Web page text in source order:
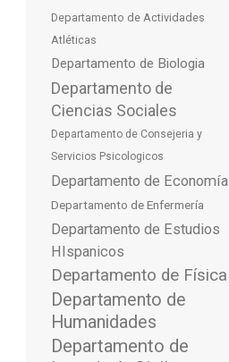
Departamento de Actividades
Atléticas
Departamento de Biologia
Departamento de
Ciencias Sociales
Departamento de Consejeria y
Servicios Psicologicos
Departamento de Economía
Departamento de Enfermería
Departamento de Estudios
HIspanicos
Departamento de Física
Departamento de
Humanidades
Departamento de